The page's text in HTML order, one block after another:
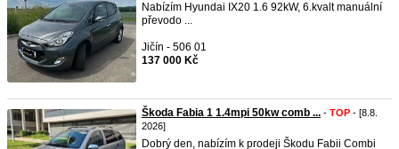
Nabízím Hyundai IX20 1.6 92kW, 6.kvalt manuální
převodo ...
Jičín - 506 01
137 000 Kč
Škoda Fabia 1 1.4mpi 50kw comb ... - TOP - [8.8.
2026]
Dobrý den, nabízím k prodeji Škodu Fabii Combi